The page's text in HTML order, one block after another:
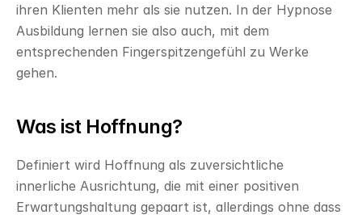
ihren Klienten mehr als sie nutzen. In der Hypnose
Ausbildung lernen sie also auch, mit dem
entsprechenden Fingerspitzengefühl zu Werke
gehen.
Was ist Hoffnung?
Definiert wird Hoffnung als zuversichtliche
innerliche Ausrichtung, die mit einer positiven
Erwartungshaltung gepaart ist, allerdings ohne dass